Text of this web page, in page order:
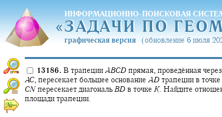
ИНФОРМАЦИОННО-ПОИСКОВАЯ
«ЗАДАЧИ ПО
«ЗАДАЧИ ПО
графическая версия (обновление 6 июля
13186. В трапеции ABCD прямая, проведённая
AC, пересекает большее основание AD трапеции в точке
CN пересекает диагональ BD в точке K. Найдите
площади трапеции.